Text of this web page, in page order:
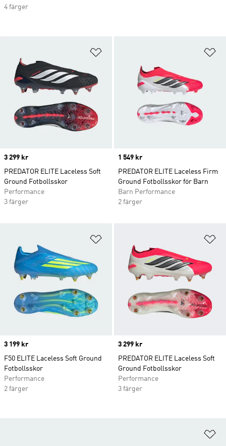
Price
3 299 kr
PREDATOR ELITE Laceless Soft
Ground Fotbollsskor
Performance
3 färger
Price
1 549 kr
PREDATOR ELITE Laceless Firm
Ground Fotbollsskor för Barn
Barn Performance
2 färger
Price
3 199 kr
F50 ELITE Laceless Soft Ground
Fotbollsskor
Performance
2 färger
Price
3 299 kr
PREDATOR ELITE Laceless Soft
Ground Fotbollsskor
Performance
3 färger
4 färger